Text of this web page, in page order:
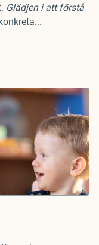
Glädjen i att förstå